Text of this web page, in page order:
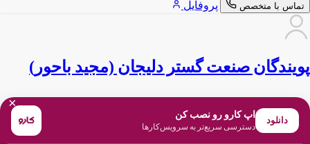
تماس با متخصص پروفایل
پویندگان صنعت گستر دلیجان (مجید باحور)
×
دانلود
اپ کارو رو نصب کن
دسترسی سریع‌تر به سرویس‌کارها